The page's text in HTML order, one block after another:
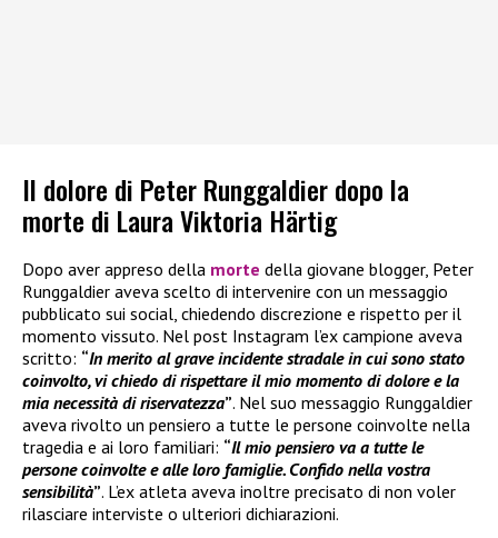
Il dolore di Peter Runggaldier dopo la
morte di Laura Viktoria Härtig
Dopo aver appreso della morte della giovane blogger, Peter
Runggaldier aveva scelto di intervenire con un messaggio
pubblicato sui social, chiedendo discrezione e rispetto per il
momento vissuto. Nel post Instagram l’ex campione aveva
scritto: “In merito al grave incidente stradale in cui sono stato
coinvolto, vi chiedo di rispettare il mio momento di dolore e la
mia necessità di riservatezza”. Nel suo messaggio Runggaldier
aveva rivolto un pensiero a tutte le persone coinvolte nella
tragedia e ai loro familiari: “Il mio pensiero va a tutte le
persone coinvolte e alle loro famiglie. Confido nella vostra
sensibilità”. L’ex atleta aveva inoltre precisato di non voler
rilasciare interviste o ulteriori dichiarazioni.